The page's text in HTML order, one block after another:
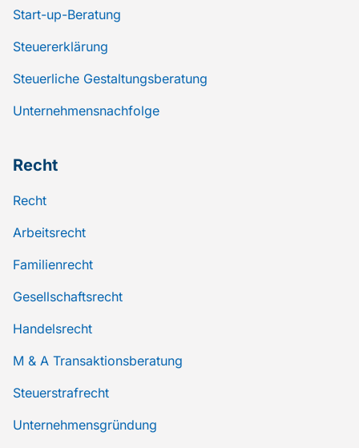
Start-up-Beratung
Steuererklärung
Steuerliche Gestaltungsberatung
Unternehmensnachfolge
Recht
Recht
Arbeitsrecht
Familienrecht
Gesellschaftsrecht
Handelsrecht
M & A Transaktionsberatung
Steuerstrafrecht
Unternehmensgründung